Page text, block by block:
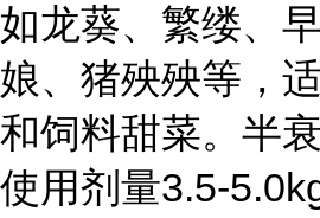
如龙葵、繁缕、
娘、猪殃殃等，
和饲料甜菜。半
使用剂量3.5-